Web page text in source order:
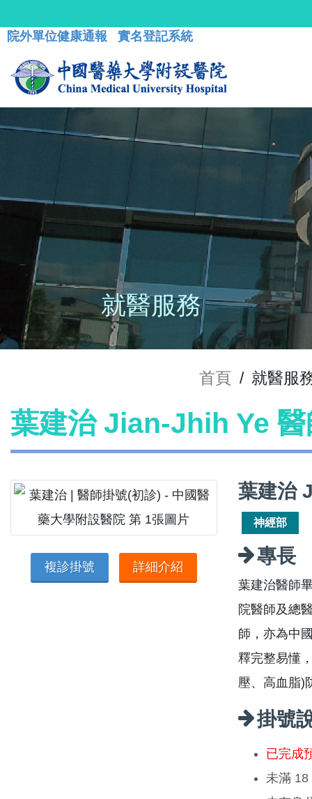
院外單位健康通報 實名登記系統
就醫服務
首頁 / 就醫服
葉建治 Jian-Jhih Ye
複診掛號 詳細介紹
葉建治
神經部
專長
葉建治醫師
院醫師及總
師，亦為中
釋完整易懂
壓、高血脂)
掛號
已完成
未滿 18